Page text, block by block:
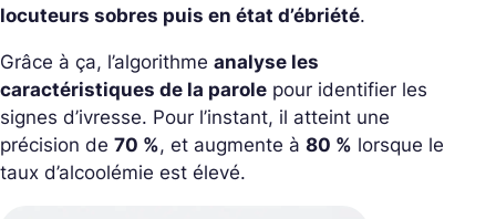
locuteurs sobres puis en état d’ébriété.
Grâce à ça, l’algorithme analyse les
caractéristiques de la parole pour identifier les
signes d’ivresse. Pour l’instant, il atteint une
précision de 70 %, et augmente à 80 % lorsque le
taux d’alcoolémie est élevé.